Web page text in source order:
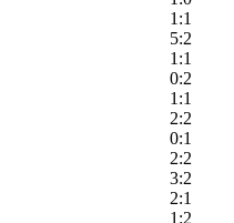
1:1
5:2
1:1
0:2
1:1
2:2
0:1
2:2
3:2
2:1
1:2